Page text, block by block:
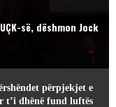
së, dëshmon Jock
përpjekjet e
t’i dhënë fund luftës